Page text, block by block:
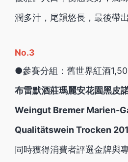
潤多汁，尾韻悠長，最後帶
No.3
●參賽分組：舊世界紅酒
布雷默酒莊瑪麗安花園黑皮
Weingut Bremer Marien-
Qualitätswein Trocken
同時獲得消費者評選金牌與